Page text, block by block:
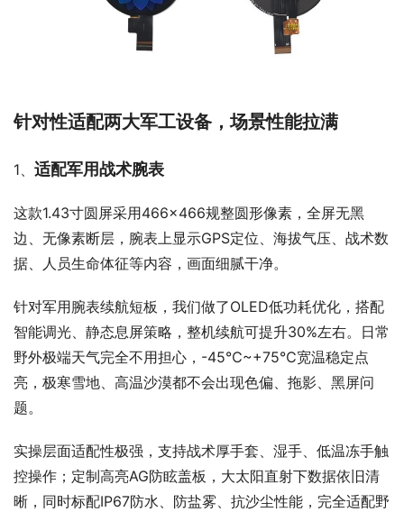
针对性适配两大军工设备，场景性能拉满
1、 适配军用战术腕表
这款1.43寸圆屏采用466×466规整圆形像素，全屏无黑
边、无像素断层，腕表上显示GPS定位、海拔气压、战术数
据、人员生命体征等内容，画面细腻干净。
针对军用腕表续航短板，我们做了OLED低功耗优化，搭配
智能调光、静态息屏策略，整机续航可提升30%左右。日常
野外极端天气完全不用担心，-45℃~+75℃宽温稳定点
亮，极寒雪地、高温沙漠都不会出现色偏、拖影、黑屏问
题。
实操层面适配性极强，支持战术厚手套、湿手、低温冻手触
控操作；定制高亮AG防眩盖板，大太阳直射下数据依旧清
晰，同时标配IP67防水、防盐雾、抗沙尘性能，完全适配野